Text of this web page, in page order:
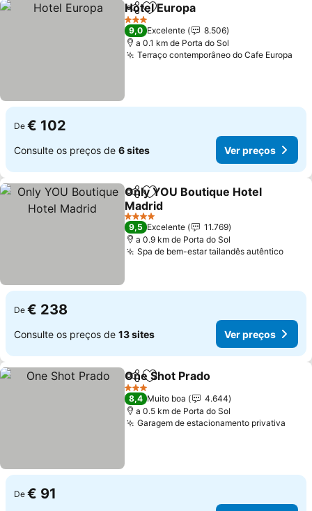
PartilharAdicionar aos favoritos
Hotel Europa
3 Estrelas
9,0 Excelente
8.506
a 0.1 km de Porta do Sol
Terraço contemporâneo do Cafe Europa
De € 102
Consulte os preços de 6 sites Ver preços
PartilharAdicionar aos favoritos
Only YOU Boutique Hotel
Madrid
4 Estrelas
9,5 Excelente
11.769
a 0.9 km de Porta do Sol
Spa de bem-estar tailandês autêntico
De € 238
Consulte os preços de 13 sites Ver preços
PartilharAdicionar aos favoritos
One Shot Prado
3 Estrelas
8,4 Muito boa
4.644
a 0.5 km de Porta do Sol
Garagem de estacionamento privativa
De € 91